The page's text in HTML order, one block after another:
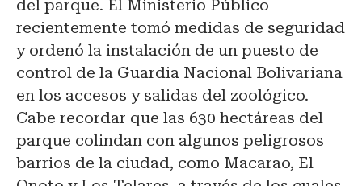
del parque. El Ministerio Público
recientemente tomó medidas de seguridad
y ordenó la instalación de un puesto de
control de la Guardia Nacional Bolivariana
en los accesos y salidas del zoológico.
Cabe recordar que las 630 hectáreas del
parque colindan con algunos peligrosos
barrios de la ciudad, como Macarao, El